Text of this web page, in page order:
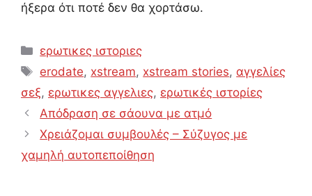
ήξερα ότι ποτέ δεν θα χορτάσω.
Categories
ερωτικες ιστοριες
Tags
erodate, xstream, xstream stories, αγγελίες
σεξ, ερωτικες αγγελιες, ερωτικές ιστορίες
Απόδραση σε σάουνα με ατμό
Χρειάζομαι συμβουλές – Σύζυγος με
χαμηλή αυτοπεποίθηση